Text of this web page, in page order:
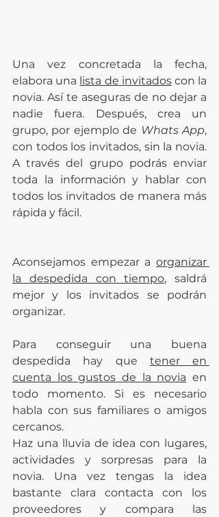
Una vez concretada la fecha,
elabora una lista de invitados con la
novia. Así te aseguras de no dejar a
nadie fuera. Después, crea un
grupo, por ejemplo de Whats App,
con todos los invitados, sin la novia.
A través del grupo podrás enviar
toda la información y hablar con
todos los invitados de manera más
rápida y fácil.
Aconsejamos empezar a organizar
la despedida con tiempo, saldrá
mejor y los invitados se podrán
organizar.
Para conseguir una buena
despedida hay que tener en
cuenta los gustos de la novia en
todo momento. Si es necesario
habla con sus familiares o amigos
cercanos.
Haz una lluvia de idea con lugares,
actividades y sorpresas para la
novia. Una vez tengas la idea
bastante clara contacta con los
proveedores y compara las